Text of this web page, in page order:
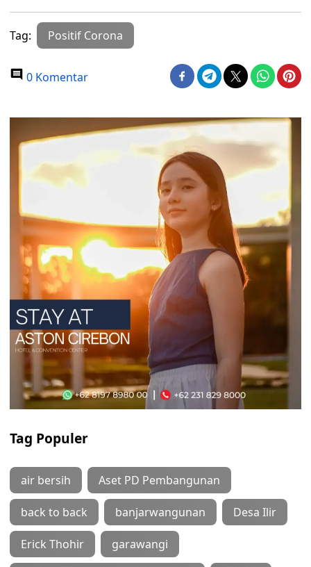
Tag: Positif Corona
0 Komentar
Tag Populer
air bersih Aset PD Pembangunan
back to back banjarwangunan Desa Ilir
Erick Thohir garawangi